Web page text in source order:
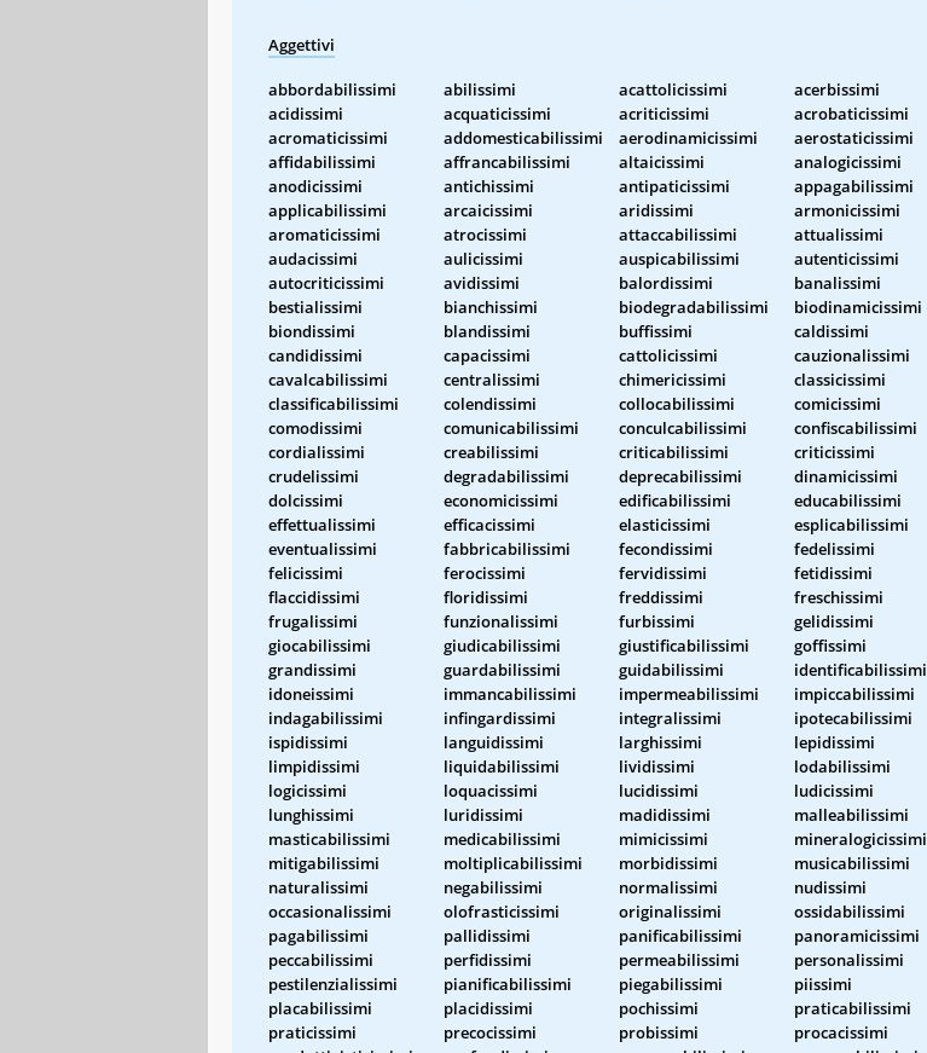
Aggettivi
abbordabilissimi abilissimi acattolicissimi
acerbissimi
acidissimi
acquaticissimi acriticissimi
acrobaticissimi
acromaticissimi
addomesticabilissimi aerodinamicissimi
aerostaticissimi
affidabilissimi
affrancabilissimi altaicissimi
analogicissimi
anodicissimi
antichissimi antipaticissimi
appagabilissimi
applicabilissimi
arcaicissimi aridissimi
armonicissimi
aromaticissimi
atrocissimi attaccabilissimi
attualissimi
audacissimi
aulicissimi auspicabilissimi
autenticissimi
autocriticissimi
avidissimi balordissimi
banalissimi
bestialissimi
bianchissimi biodegradabilissimi
biodinamicissimi
biondissimi
blandissimi buffissimi
caldissimi
candidissimi
capacissimi cattolicissimi
cauzionalissimi
cavalcabilissimi
centralissimi chimericissimi
classicissimi
classificabilissimi
colendissimi collocabilissimi
comicissimi
comodissimi
comunicabilissimi conculcabilissimi
confiscabilissimi
cordialissimi
creabilissimi criticabilissimi
criticissimi
crudelissimi
degradabilissimi deprecabilissimi
dinamicissimi
dolcissimi
economicissimi edificabilissimi
educabilissimi
effettualissimi
efficacissimi elasticissimi
esplicabilissimi
eventualissimi
fabbricabilissimi fecondissimi
fedelissimi
felicissimi
ferocissimi fervidissimi
fetidissimi
flaccidissimi
floridissimi freddissimi
freschissimi
frugalissimi
funzionalissimi furbissimi
gelidissimi
giocabilissimi
giudicabilissimi giustificabilissimi
goffissimi
grandissimi
guardabilissimi guidabilissimi
identificabilissimi
idoneissimi
immancabilissimi impermeabilissimi
impiccabilissimi
indagabilissimi
infingardissimi integralissimi
ipotecabilissimi
ispidissimi
languidissimi larghissimi
lepidissimi
limpidissimi
liquidabilissimi lividissimi
lodabilissimi
logicissimi
loquacissimi lucidissimi
ludicissimi
lunghissimi
luridissimi madidissimi
malleabilissimi
masticabilissimi
medicabilissimi mimicissimi
mineralogicissimi
mitigabilissimi
moltiplicabilissimi morbidissimi
musicabilissimi
naturalissimi
negabilissimi normalissimi
nudissimi
occasionalissimi
olofrasticissimi originalissimi
ossidabilissimi
pagabilissimi
pallidissimi panificabilissimi
panoramicissimi
peccabilissimi
perfidissimi permeabilissimi
personalissimi
pestilenzialissimi
pianificabilissimi piegabilissimi
piissimi
placabilissimi
placidissimi pochissimi
praticabilissimi
praticissimi
precocissimi probissimi
procacissimi